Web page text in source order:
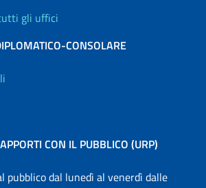
gli uffici
CONSOLARE
diplomatica
CON IL PUBBLICO (URP)
pubblico dal lunedì al venerdì dalle